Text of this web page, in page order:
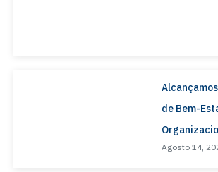
de Bem-
Agosto 14,